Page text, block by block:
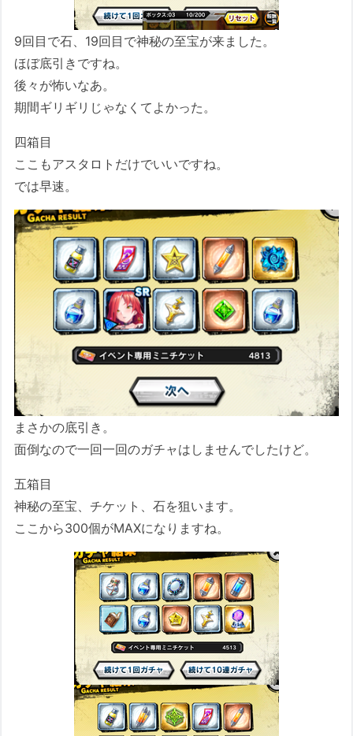
9回目で石、19回目で神秘の至宝が来ました。
ほぼ底引きですね。
後々が怖いなあ。
期間ギリギリじゃなくてよかった。
四箱目
ここもアスタロトだけでいいですね。
では早速。
まさかの底引き。
面倒なので一回一回のガチャはしませんでしたけど。
五箱目
神秘の至宝、チケット、石を狙います。
ここから300個がMAXになりますね。